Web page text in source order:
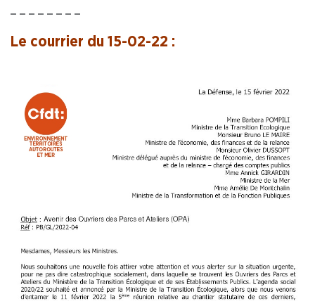
– – – – – – – –
Le courrier du 15-02-22 :